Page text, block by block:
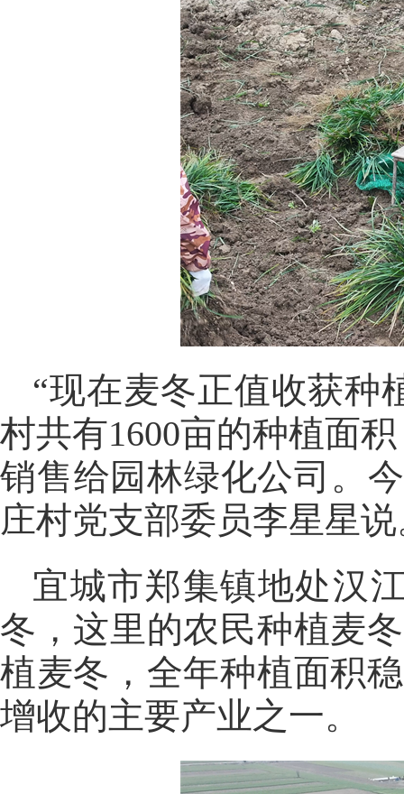
“现在麦冬正值收获种
村共有1600亩的种植面
销售给园林绿化公司。
庄村党支部委员李星星
宜城市郑集镇地处汉
冬，这里的农民种植麦
植麦冬，全年种植面积
增收的主要产业之一。